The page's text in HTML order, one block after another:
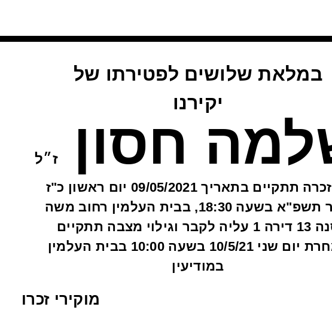
במלאת שלושים לפטירתו של
יקירנו
חסוןז״ל
האזכרה תתקיים בתאריך 09/05/2021 יום ראשון כ"ז
אייר תשפ"א בשעה 18:30, בבית העלמין רחוב משה
סנה 13 דירה 1 עליה לקבר וגילוי מצבה תתקיים
למחרת יום שני 10/5/21 בשעה 10:00 בבית העלמין
במודיעין
מוקירי זכרו